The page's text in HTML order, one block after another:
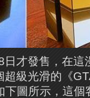
才發售，在這
超級光滑的《
圖所示，這個